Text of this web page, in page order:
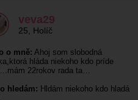
veva29
25 Holíč
o mně: Ahoj som slobodná
hláda niekoho kdo príde
22rokov rada ta…
hledám: Hldám niekoho kdo hladá